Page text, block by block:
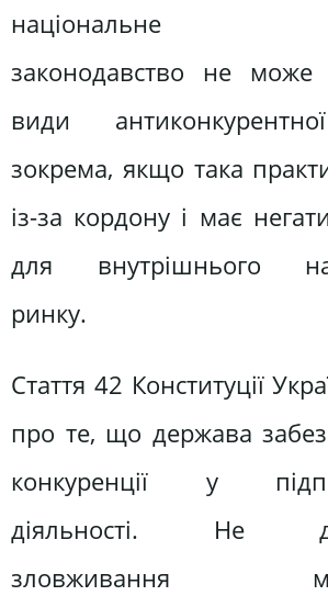
національне
законодавство не може
види
зокрема, якщо така
із-за кордону і має
для внутрішнього
ринку.
Стаття 42 Конституції
про те, що держава
конкуренції у
діяльності. Не
зловживання